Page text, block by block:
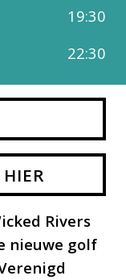
Rivers
nieuwe golf
19:30
22:30